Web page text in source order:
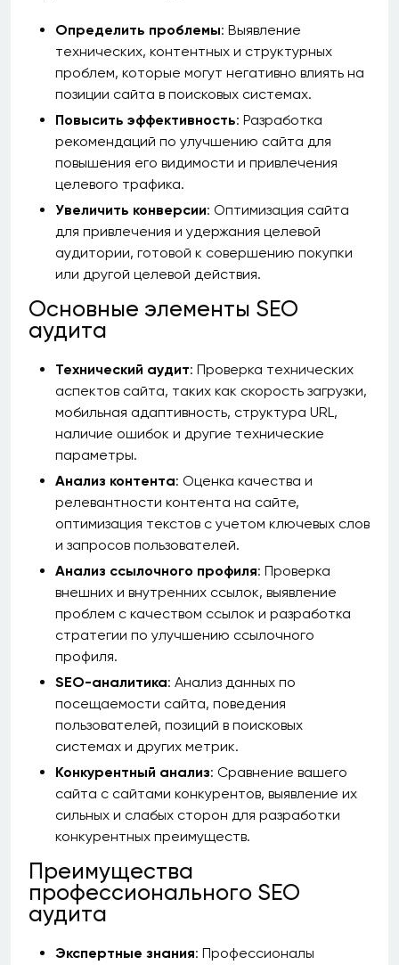
Определить проблемы: Выявление
технических, контентных и структурных
проблем, которые могут негативно влиять на
позиции сайта в поисковых системах.
Повысить эффективность: Разработка
рекомендаций по улучшению сайта для
повышения его видимости и привлечения
целевого трафика.
Увеличить конверсии: Оптимизация сайта
для привлечения и удержания целевой
аудитории, готовой к совершению покупки
или другой целевой действия.
Основные элементы SEO
аудита
Технический аудит: Проверка технических
аспектов сайта, таких как скорость загрузки,
мобильная адаптивность, структура URL,
наличие ошибок и другие технические
параметры.
Анализ контента: Оценка качества и
релевантности контента на сайте,
оптимизация текстов с учетом ключевых слов
и запросов пользователей.
Анализ ссылочного профиля: Проверка
внешних и внутренних ссылок, выявление
проблем с качеством ссылок и разработка
стратегии по улучшению ссылочного
профиля.
SEO-аналитика: Анализ данных по
посещаемости сайта, поведения
пользователей, позиций в поисковых
системах и других метрик.
Конкурентный анализ: Сравнение вашего
сайта с сайтами конкурентов, выявление их
сильных и слабых сторон для разработки
конкурентных преимуществ.
Преимущества
профессионального SEO
аудита
Экспертные знания: Профессионалы